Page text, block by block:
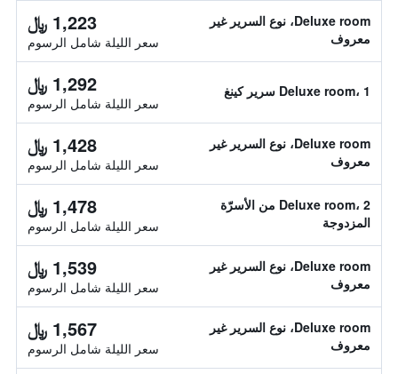
Deluxe room، نوع السرير غير
معروف
1,223 ﷼
سعر الليلة شامل الرسوم
Deluxe room، 1 سرير كينغ 1,292 ﷼
سعر الليلة شامل الرسوم
Deluxe room، نوع السرير غير
معروف
1,428 ﷼
سعر الليلة شامل الرسوم
Deluxe room، 2 من الأسرّة
المزدوجة
1,478 ﷼
سعر الليلة شامل الرسوم
Deluxe room، نوع السرير غير
معروف
1,539 ﷼
سعر الليلة شامل الرسوم
Deluxe room، نوع السرير غير
معروف
1,567 ﷼
سعر الليلة شامل الرسوم